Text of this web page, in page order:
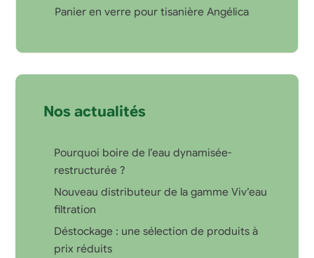
Panier en verre pour tisanière Angélica
Nos actualités
Pourquoi boire de l’eau dynamisée-
restructurée ?
Nouveau distributeur de la gamme Viv’eau
filtration
Déstockage : une sélection de produits à
prix réduits